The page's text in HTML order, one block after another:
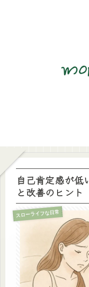
自己肯定感が低
と改善のヒント
スローライフな日常